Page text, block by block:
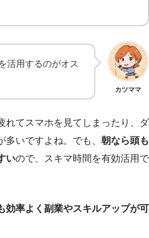
カツママ
活用するのがオス
れてスマホを見てしまったり、ダ
いですよね。でも、 朝なら頭も
いので、スキマ時間を有効活用で
効率よく副業やスキルアップが可